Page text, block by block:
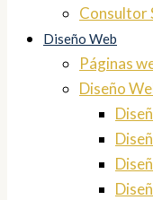
Consultor
Diseño Web
Páginas
Diseño